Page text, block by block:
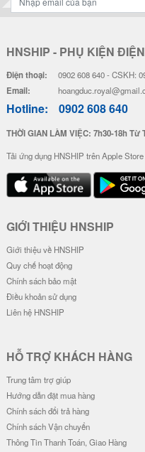
[ Kèm Tấm Cát Bạc Lấp Lánh ] Ố
20.000 đ
- Butterfly Vintage
18.000 đ
[ KÈM POPSOCKET ] Ốp Lưng Vi
ền Hoa Nổi Chống Sốc - Fruit